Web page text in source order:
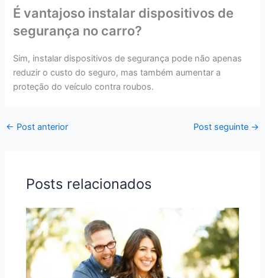
É vantajoso instalar dispositivos de
segurança no carro?
Sim, instalar dispositivos de segurança pode não apenas
reduzir o custo do seguro, mas também aumentar a
proteção do veículo contra roubos.
← Post anterior Post seguinte →
Posts relacionados